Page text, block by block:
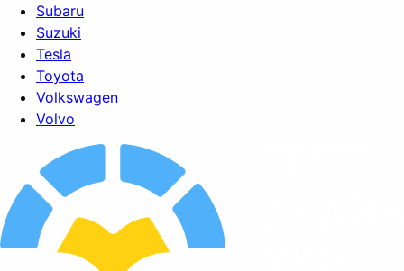
Subaru
Suzuki
Tesla
Toyota
Volkswagen
Volvo